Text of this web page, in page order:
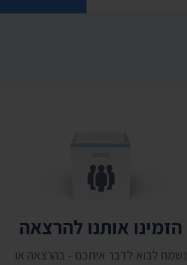
הזמינו אותנו להרצאה
נשמח לבוא לדבר איתכם - בהרצאה או